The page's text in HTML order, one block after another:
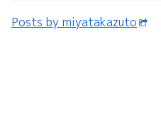
Posts by miyatakazuto